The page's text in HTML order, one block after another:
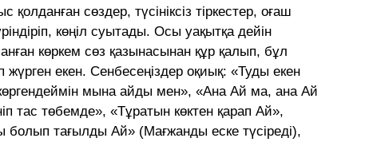
сөздер, түсініксіз тіркестер, оғаш
көңіл суытады. Осы уақытқа дейін
көркем сөз қазынасынан құр қалып, бұл
жүрген екен. Сенбесеңіздер оқиық: «Туды екен
мына айды мен», «Ана Ай ма, ана Ай
тас төбемде», «Тұратын көктен қарап Ай»,
тағылды Ай» (Мағжанды еске түсіреді),